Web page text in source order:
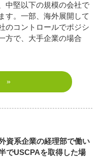
中堅以下の規模の会社で
す。一部、海外展開して
のコントロールでポジシ
方で、大手企業の場合
»
資系企業の経理部で働い
でUSCPAを取得した場